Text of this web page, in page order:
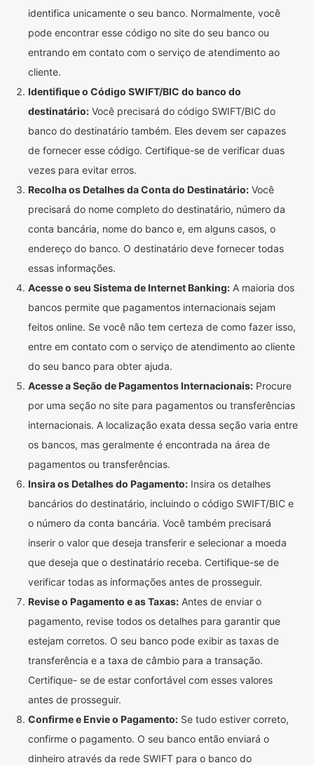
identifica unicamente o seu banco. Normalmente, você
pode encontrar esse código no site do seu banco ou
entrando em contato com o serviço de atendimento ao
cliente.
Identifique o Código SWIFT/BIC do banco do
destinatário: Você precisará do código SWIFT/BIC do
banco do destinatário também. Eles devem ser capazes
de fornecer esse código. Certifique-se de verificar duas
vezes para evitar erros.
Recolha os Detalhes da Conta do Destinatário: Você
precisará do nome completo do destinatário, número da
conta bancária, nome do banco e, em alguns casos, o
endereço do banco. O destinatário deve fornecer todas
essas informações.
Acesse o seu Sistema de Internet Banking: A maioria dos
bancos permite que pagamentos internacionais sejam
feitos online. Se você não tem certeza de como fazer isso,
entre em contato com o serviço de atendimento ao cliente
do seu banco para obter ajuda.
Acesse a Seção de Pagamentos Internacionais: Procure
por uma seção no site para pagamentos ou transferências
internacionais. A localização exata dessa seção varia entre
os bancos, mas geralmente é encontrada na área de
pagamentos ou transferências.
Insira os Detalhes do Pagamento: Insira os detalhes
bancários do destinatário, incluindo o código SWIFT/BIC e
o número da conta bancária. Você também precisará
inserir o valor que deseja transferir e selecionar a moeda
que deseja que o destinatário receba. Certifique-se de
verificar todas as informações antes de prosseguir.
Revise o Pagamento e as Taxas: Antes de enviar o
pagamento, revise todos os detalhes para garantir que
estejam corretos. O seu banco pode exibir as taxas de
transferência e a taxa de câmbio para a transação.
Certifique- se de estar confortável com esses valores
antes de prosseguir.
Confirme e Envie o Pagamento: Se tudo estiver correto,
confirme o pagamento. O seu banco então enviará o
dinheiro através da rede SWIFT para o banco do